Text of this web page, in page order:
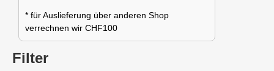
* für Auslieferung über anderen Shop
verrechnen wir CHF100
Filter